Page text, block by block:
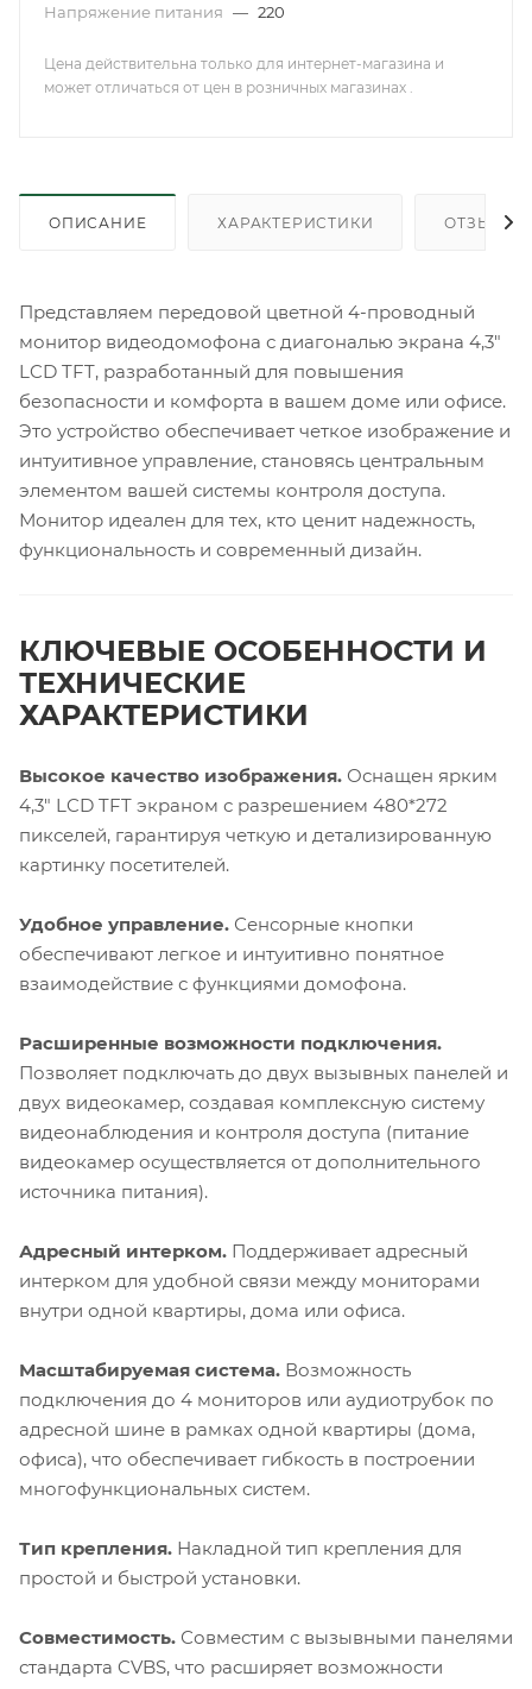
Напряжение питания — 220
Цена действительна только для интернет-магазина и
может отличаться от цен в розничных магазинах .
ОПИСАНИЕ ХАРАКТЕРИСТИКИ ОТЗЫВЫ
Представляем передовой цветной 4-проводный
монитор видеодомофона с диагональю экрана 4,3"
LCD TFT, разработанный для повышения
безопасности и комфорта в вашем доме или офисе.
Это устройство обеспечивает четкое изображение и
интуитивное управление, становясь центральным
элементом вашей системы контроля доступа.
Монитор идеален для тех, кто ценит надежность,
функциональность и современный дизайн.
КЛЮЧЕВЫЕ ОСОБЕННОСТИ И
ТЕХНИЧЕСКИЕ
ХАРАКТЕРИСТИКИ
Высокое качество изображения. Оснащен ярким
4,3" LCD TFT экраном с разрешением 480*272
пикселей, гарантируя четкую и детализированную
картинку посетителей.
Удобное управление. Сенсорные кнопки
обеспечивают легкое и интуитивно понятное
взаимодействие с функциями домофона.
Расширенные возможности подключения.
Позволяет подключать до двух вызывных панелей и
двух видеокамер, создавая комплексную систему
видеонаблюдения и контроля доступа (питание
видеокамер осуществляется от дополнительного
источника питания).
Адресный интерком. Поддерживает адресный
интерком для удобной связи между мониторами
внутри одной квартиры, дома или офиса.
Масштабируемая система. Возможность
подключения до 4 мониторов или аудиотрубок по
адресной шине в рамках одной квартиры (дома,
офиса), что обеспечивает гибкость в построении
многофункциональных систем.
Тип крепления. Накладной тип крепления для
простой и быстрой установки.
Совместимость. Совместим с вызывными панелями
стандарта CVBS, что расширяет возможности